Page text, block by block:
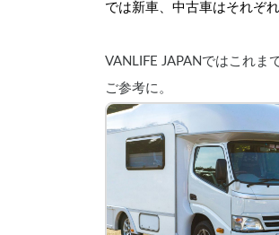
では新車、中古車はそれぞ
VANLIFE JAPANではこれ
ご参考に。